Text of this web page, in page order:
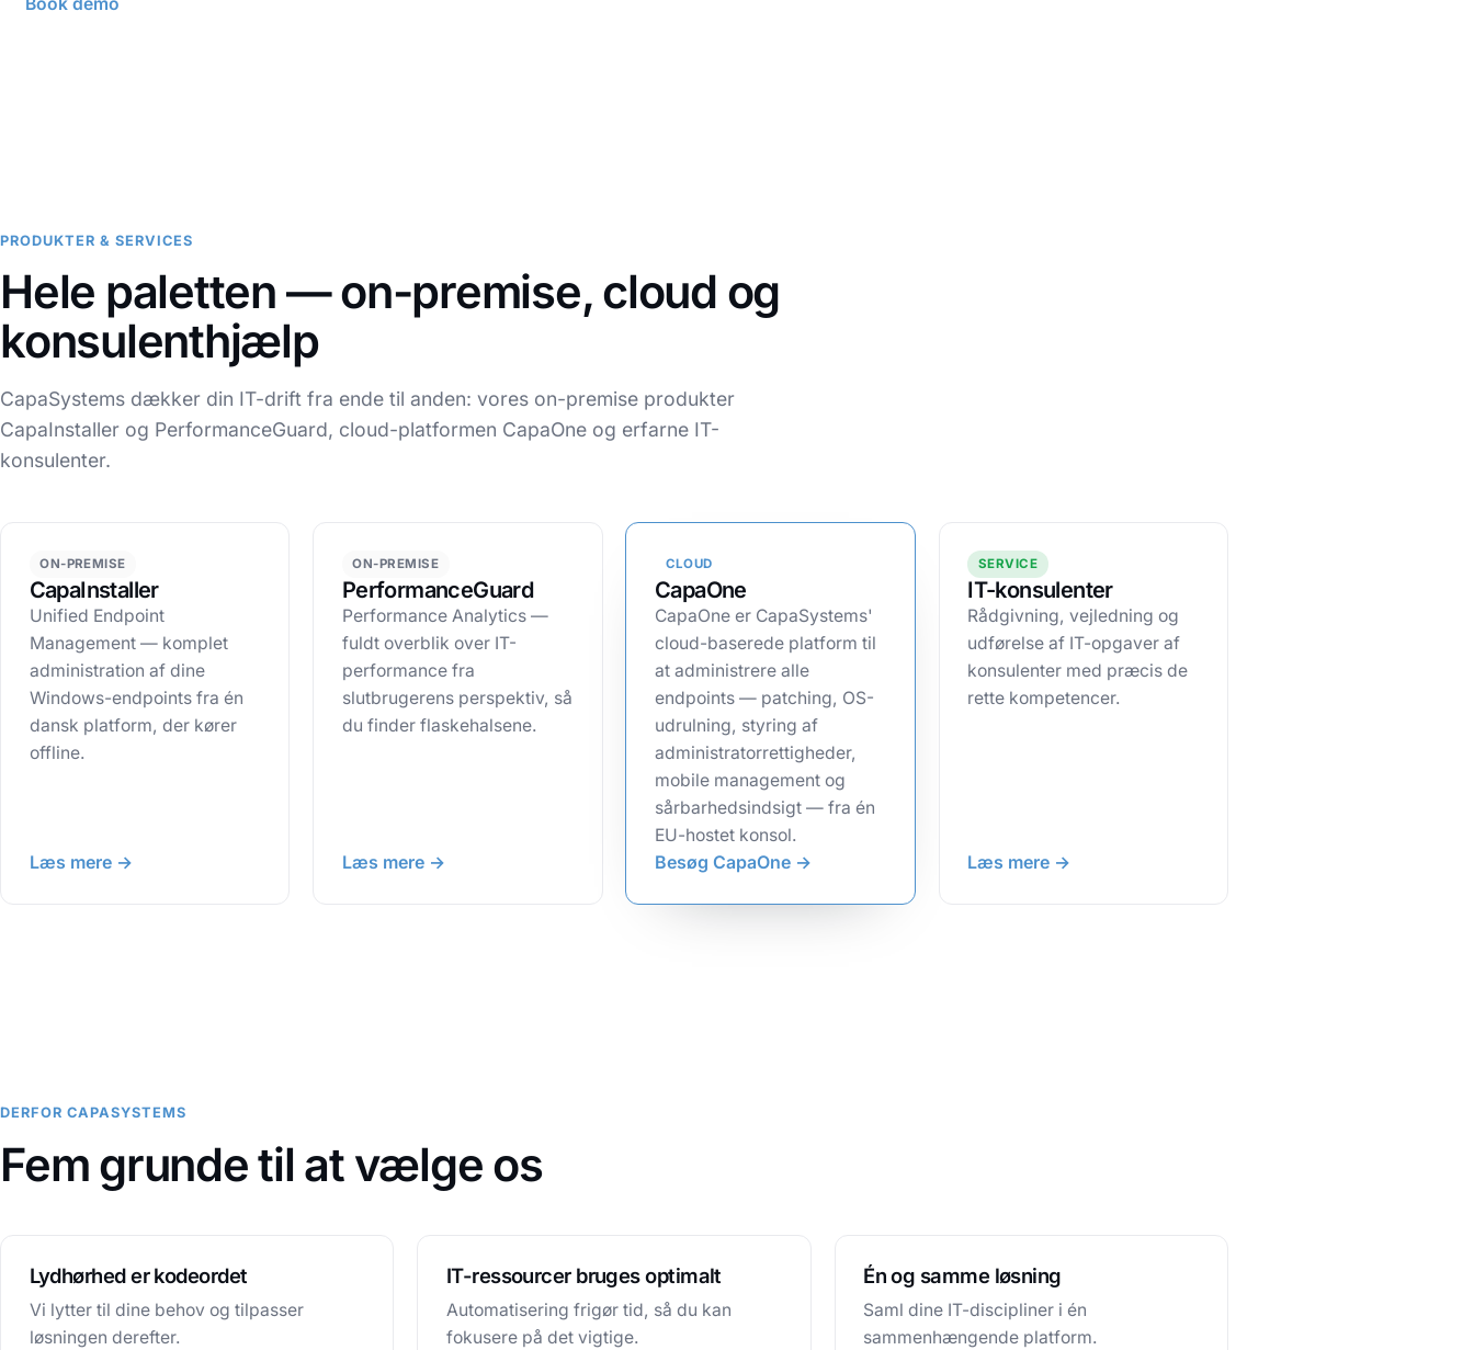
PRODUKTER & SERVICES
Hele paletten — on-premise, cloud og
konsulenthjælp
CapaSystems dækker din IT-drift fra ende til anden: vores on-premise produkter
CapaInstaller og PerformanceGuard, cloud-platformen CapaOne og erfarne IT-
konsulenter.
ON-PREMISE
CapaInstaller
Unified Endpoint
Management — komplet
administration af dine
Windows-endpoints fra én
dansk platform, der kører
offline.
Læs mere →
ON-PREMISE
PerformanceGuard
Performance Analytics —
fuldt overblik over IT-
performance fra
slutbrugerens perspektiv, så
du finder flaskehalsene.
Læs mere →
CLOUD
CapaOne
CapaOne er CapaSystems'
cloud-baserede platform til
at administrere alle
endpoints — patching, OS-
udrulning, styring af
administratorrettigheder,
mobile management og
sårbarhedsindsigt — fra én
EU-hostet konsol.
Besøg CapaOne →
SERVICE
IT-konsulenter
Rådgivning, vejledning og
udførelse af IT-opgaver af
konsulenter med præcis de
rette kompetencer.
Læs mere →
DERFOR CAPASYSTEMS
Fem grunde til at vælge os
Lydhørhed er kodeordet
Vi lytter til dine behov og tilpasser
løsningen derefter.
IT-ressourcer bruges optimalt
Automatisering frigør tid, så du kan
fokusere på det vigtige.
Én og samme løsning
Saml dine IT-discipliner i én
sammenhængende platform.